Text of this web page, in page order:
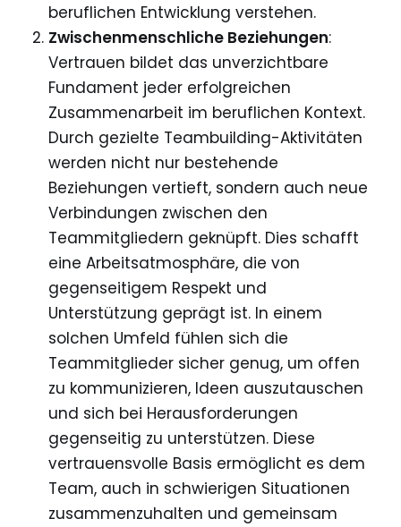
beruflichen Entwicklung verstehen.
Zwischenmenschliche Beziehungen:
Vertrauen bildet das unverzichtbare
Fundament jeder erfolgreichen
Zusammenarbeit im beruflichen Kontext.
Durch gezielte Teambuilding-Aktivitäten
werden nicht nur bestehende
Beziehungen vertieft, sondern auch neue
Verbindungen zwischen den
Teammitgliedern geknüpft. Dies schafft
eine Arbeitsatmosphäre, die von
gegenseitigem Respekt und
Unterstützung geprägt ist. In einem
solchen Umfeld fühlen sich die
Teammitglieder sicher genug, um offen
zu kommunizieren, Ideen auszutauschen
und sich bei Herausforderungen
gegenseitig zu unterstützen. Diese
vertrauensvolle Basis ermöglicht es dem
Team, auch in schwierigen Situationen
zusammenzuhalten und gemeinsam